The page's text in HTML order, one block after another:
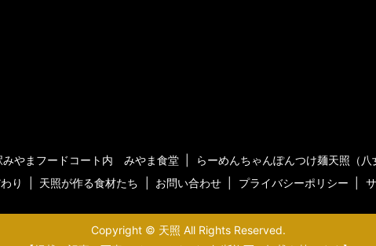
みやまフードコート内 みやま食堂 らーめんちゃんぽんつけ麺天照（八
り
天照が作る食材たち お問い合わせ プライバシーポリシー
Copyright © 天照 All Rights Reserved.